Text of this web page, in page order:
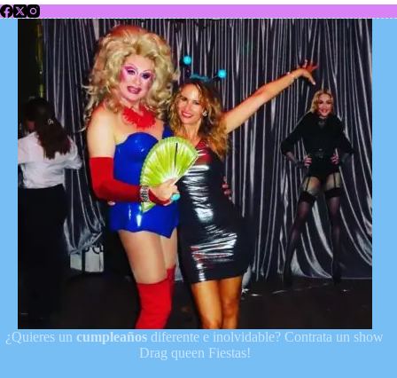
¿Quieres uncumpleañosdiferente e inolvidable? Contrata un show
Drag queen Fiestas!